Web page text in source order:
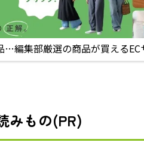
編集部厳選の商品が買えるEC
みもの(PR)